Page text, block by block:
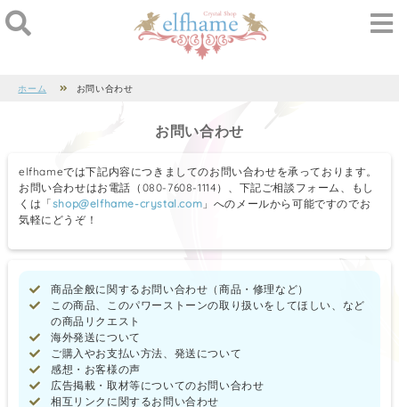
ホーム お問い合わせ
お問い合わせ
elfhameでは下記内容につきましてのお問い合わせを承っております。
お問い合わせはお電話（080-7608-1114）、下記ご相談フォーム、もし
くは「shop@elfhame-crystal.com 」へのメールから可能ですのでお
気軽にどうぞ！
商品全般に関するお問い合わせ（商品・修理など）
この商品、このパワーストーンの取り扱いをしてほしい、など
の商品リクエスト
海外発送について
ご購入やお支払い方法、発送について
感想・お客様の声
広告掲載・取材等についてのお問い合わせ
相互リンクに関するお問い合わせ